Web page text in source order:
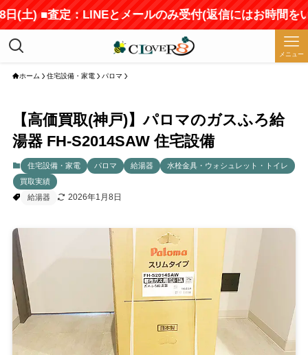
) ■査定：LINEとメールのみ受付(返信にはお時間をいた
メニュー
ホーム 住宅設備・家電 パロマ
【高価買取(神戸)】パロマのガスふろ給
湯器 FH-S2014SAW 住宅設備
住宅設備・家電 パロマ 給湯器
水栓金具・ウォシュレット・トイレ
買取実績
給湯器
2026年1月8日